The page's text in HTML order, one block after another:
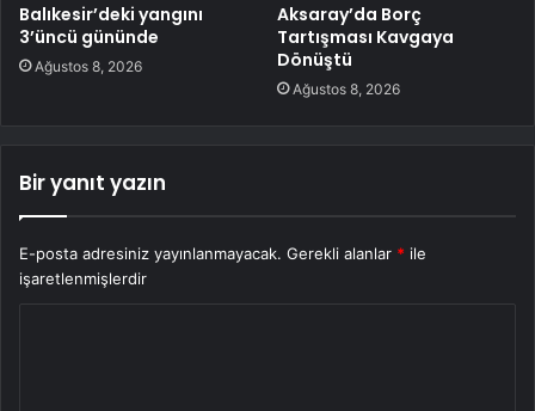
Balıkesir’deki yangını
3’üncü gününde
Ağustos 8, 2026
Aksaray’da Borç
Tartışması Kavgaya
Dönüştü
Ağustos 8, 2026
Bir yanıt yazın
E-posta adresiniz yayınlanmayacak. Gerekli alanlar * ile
işaretlenmişlerdir